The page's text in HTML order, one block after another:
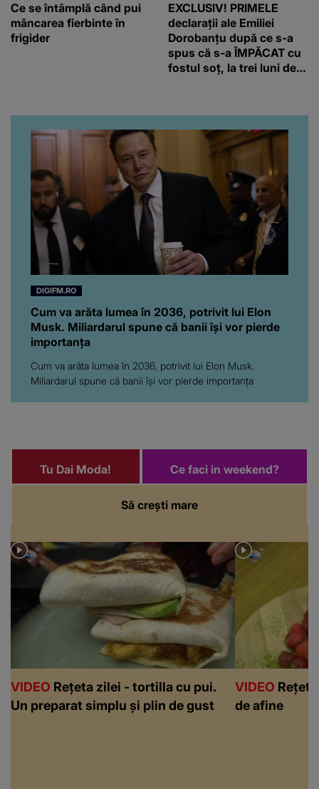
Ce se întâmplă când pui
mâncarea fierbinte în
frigider
EXCLUSIV! PRIMELE
declarații ale Emiliei
Dorobanțu după ce s-a
spus că s-a ÎMPĂCAT cu
fostul soț, la trei luni de
artistă i-a lăsat MASCĂ
pe toți. De data aceasta,
chiar a rupt tăcerea:
”Poate că aveam să ne
spunem, să ne...”
DIGIFM.RO
Cum va arăta lumea în 2036, potrivit lui Elon
Musk. Miliardarul spune că banii își vor pierde
importanța
Cum va arăta lumea în 2036, potrivit lui Elon Musk.
Miliardarul spune că banii își vor pierde importanța
Să crești mare
Tu Dai Moda! Ce faci in weekend?
VIDEO Rețeta zilei - tortilla cu pui.
Un preparat simplu și plin de gust
VIDEO
de afine